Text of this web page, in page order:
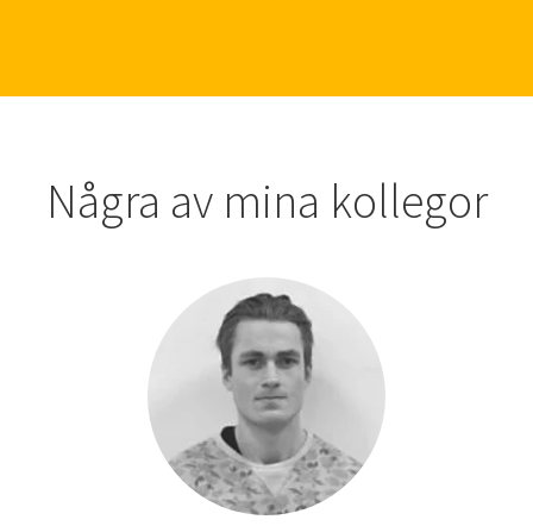
Några av mina kollegor